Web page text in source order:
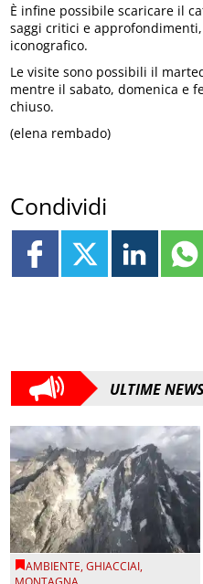
È infine possibile scaricare il
saggi critici e
iconografico.
Le visite sono possibili il
mentre il sabato, domenica e
chiuso.
(elena rembado)
Condividi
ULTIME
AMBIENTE,GHIACCIAI,